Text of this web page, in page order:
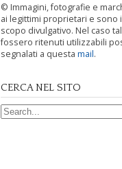
© Immagini, fotografie e
ai legittimi proprietari e sono
scopo divulgativo. Nel caso
fossero ritenuti utilizzabili
segnalati a questa mail.
CERCA NEL SITO
Search for: